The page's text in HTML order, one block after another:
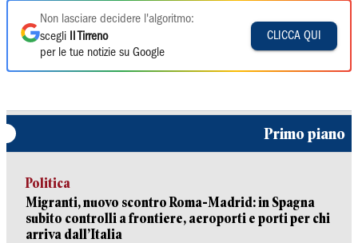
Non lasciare decidere l'algoritmo:
scegli
Il Tirreno
per le tue notizie su Google
CLICCA QUI
Primo piano
Politica
Migranti, nuovo scontro Roma-Madrid: in Spagna
subito controlli a frontiere, aeroporti e porti per chi
arriva dall’Italia